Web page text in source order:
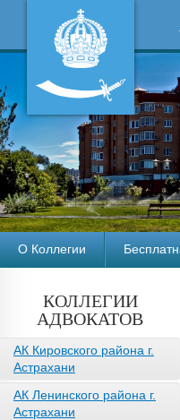
О Коллегии
КОЛЛЕГИИ
АДВОКАТОВ
АК Кировского района г.
Астрахани
АК Ленинского района г.
Астрахани